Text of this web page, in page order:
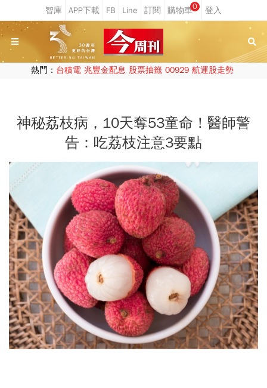
0
熱門： 台積電 兆豐金配息 股票抽籤 00929 航運股走勢
神秘荔枝病，10天奪53童命！醫師警
告：吃荔枝注意3要點